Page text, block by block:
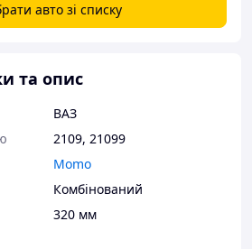
авто зі списку
та опис
ВАЗ
2109, 21099
Momo
Комбінований
320 мм